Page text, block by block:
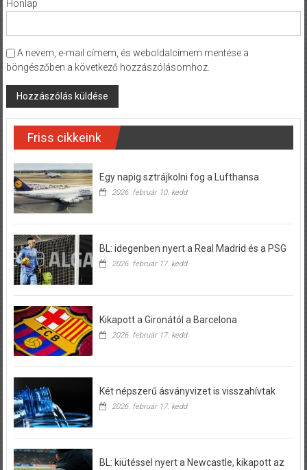
Honlap
A nevem, e-mail címem, és weboldalcímem mentése a
böngészőben a következő hozzászólásomhoz.
Friss cikkeink
Egy napig sztrájkolni fog a Lufthansa
2026. február 10. kedd
BL: idegenben nyert a Real Madrid és a PSG
2026. február 17. kedd
Kikapott a Gironától a Barcelona
2026. február 17. kedd
Két népszerű ásványvizet is visszahívtak
2026. február 17. kedd
BL: kiütéssel nyert a Newcastle, kikapott az